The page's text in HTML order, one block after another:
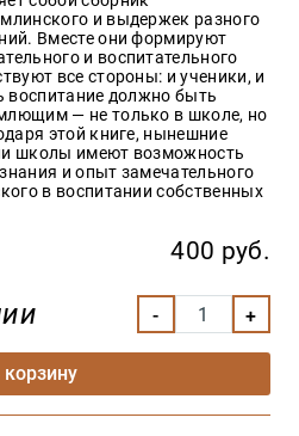
и выдержек разного
Вместе они формируют
и воспитательного
все стороны: и ученики, и
воспитание должно быть
— не только в школе, но
этой книге, нынешние
школы имеют возможность
и опыт замечательного
в воспитании собственных
400 руб.
корзину